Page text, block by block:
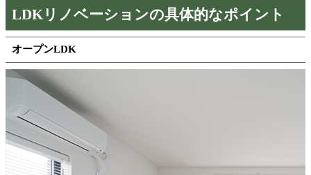
LDKリノベーションの具体的なポイント
オープンLDK